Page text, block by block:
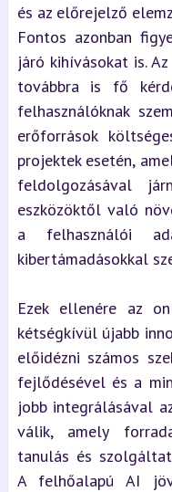
és az előrejelző
Fontos azonban
járó kihívásokat is. Az
továbbra is fő
felhasználóknak
erőforrások
projektek esetén,
feldolgozásával
eszközöktől való
a felhasználói
kibertámadásokkal
Ezek ellenére az
kétségkívül újabb
előidézni számos
fejlődésével és a
jobb integrálásával
válik, amely
tanulás és
A felhőalapú AI